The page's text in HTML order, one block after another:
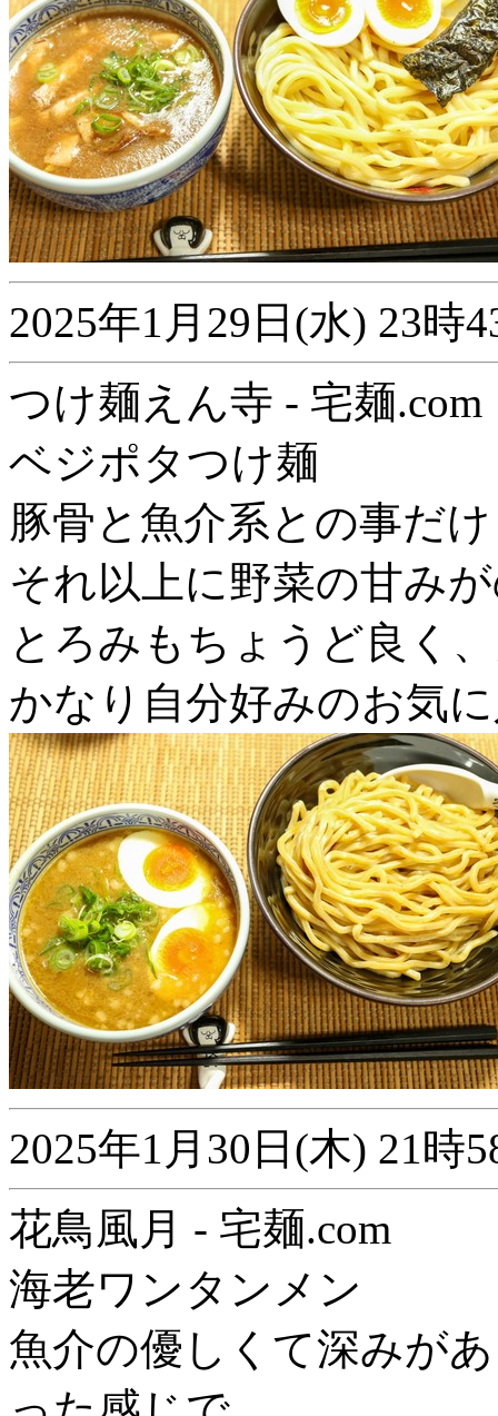
2025年1月29日(水) 23時
つけ麺えん寺 - 宅麺.com
ベジポタつけ麺
豚骨と魚介系との事だ
それ以上に野菜の甘み
とろみもちょうど良く
かなり自分好みのお気
2025年1月30日(木) 21時
花鳥風月 - 宅麺.com
海老ワンタンメン
魚介の優しくて深みが